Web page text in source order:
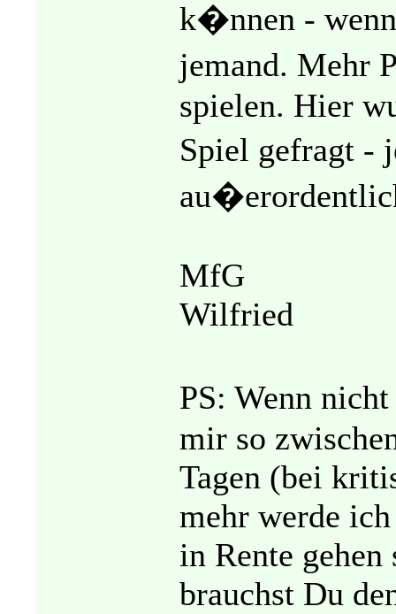
k�nnen -
jemand. Mehr
spielen. Hier
Spiel gefragt -
MfG
Wilfried
PS: Wenn
mir so
Tagen (bei
mehr werde
in Rente
brauchst Du